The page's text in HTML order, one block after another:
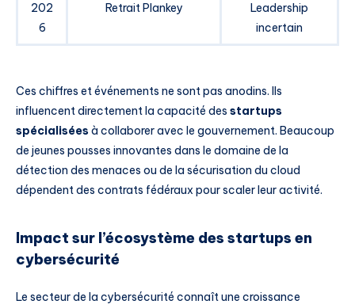
202
6
Retrait Plankey
Leadership
incertain
Ces chiffres et événements ne sont pas anodins. Ils
influencent directement la capacité des startups
spécialisées à collaborer avec le gouvernement. Beaucoup
de jeunes pousses innovantes dans le domaine de la
détection des menaces ou de la sécurisation du cloud
dépendent des contrats fédéraux pour scaler leur activité.
Impact sur l’écosystème des startups en
cybersécurité
Le secteur de la cybersécurité connaît une croissance